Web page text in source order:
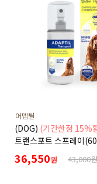
어뎁틸
(DOG) (기간한정 15%
트랜스포트 스프레이
스트레스 안정 스프레이
36,550원 43,000원